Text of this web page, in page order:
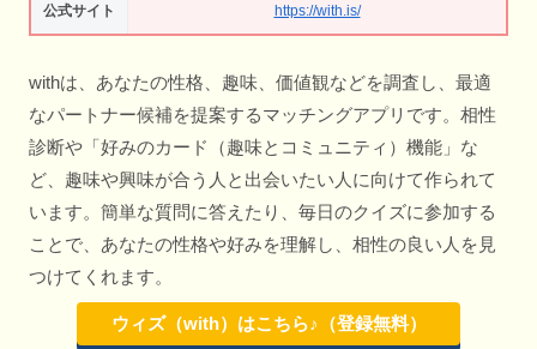
公式サイト https://with.is/
withは、あなたの性格、趣味、価値観などを調査し、最適
なパートナー候補を提案するマッチングアプリです。相性
診断や「好みのカード（趣味とコミュニティ）機能」な
ど、趣味や興味が合う人と出会いたい人に向けて作られて
います。簡単な質問に答えたり、毎日のクイズに参加する
ことで、あなたの性格や好みを理解し、相性の良い人を見
つけてくれます。
ウィズ（with）はこちら♪（登録無料）